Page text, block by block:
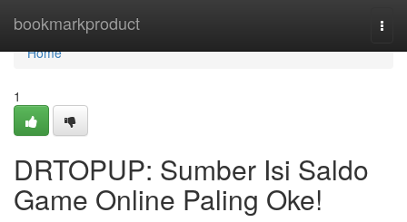
bookmarkproduct
Home
Home
1
DRTOPUP: Sumber Isi Saldo
Game Online Paling Oke!